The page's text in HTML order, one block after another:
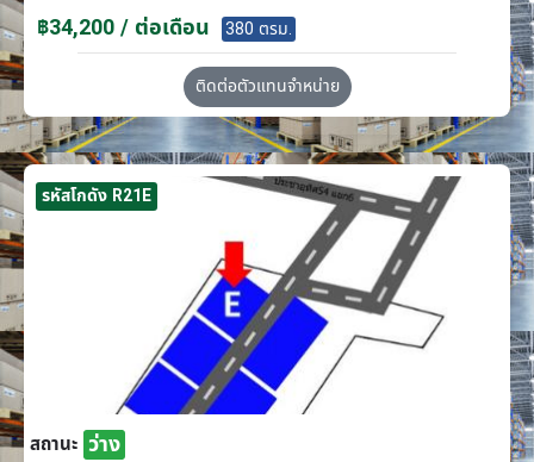
฿34,200 / ต่อเดือน 380 ตรม.
ติดต่อตัวแทนจำหน่าย
รหัสโกดัง R21E
สถานะ ว่าง